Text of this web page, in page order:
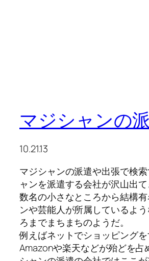
マジシャンの
10.21.13
マジシャンの派遣や出張で検
ャンを派遣する会社が沢山出て
数名の小さなところから結構
ンや芸能人が所属しているよ
ろまでまちまちのようだ。
例えばネットでショッピング
Amazonや楽天などが殆どを占